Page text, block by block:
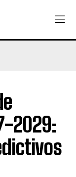
2029: